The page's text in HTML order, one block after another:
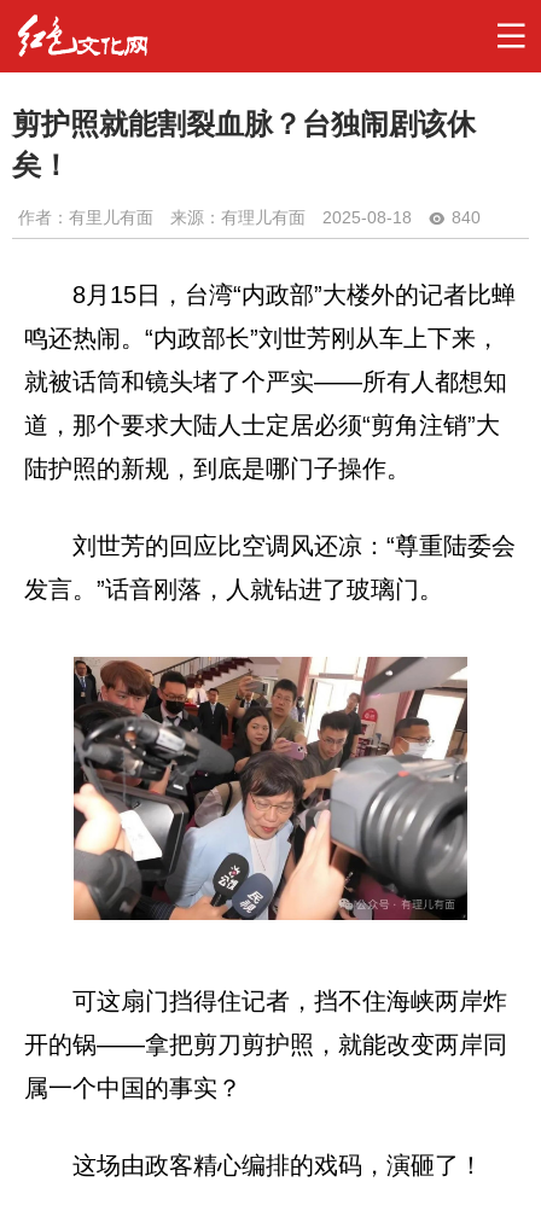
剪护照就能割裂血脉？台独闹剧该休
矣！
作者： 有里儿有面 来源：有理儿有面 2025-08-18 840
8月15日，台湾“内政部”大楼外的记者比蝉
鸣还热闹。“内政部长”刘世芳刚从车上下来，
就被话筒和镜头堵了个严实——所有人都想知
道，那个要求大陆人士定居必须“剪角注销”大
陆护照的新规，到底是哪门子操作。
刘世芳的回应比空调风还凉：“尊重陆委会
发言。”话音刚落，人就钻进了玻璃门。
可这扇门挡得住记者，挡不住海峡两岸炸
开的锅——拿把剪刀剪护照，就能改变两岸同
属一个中国的事实？
这场由政客精心编排的戏码，演砸了！